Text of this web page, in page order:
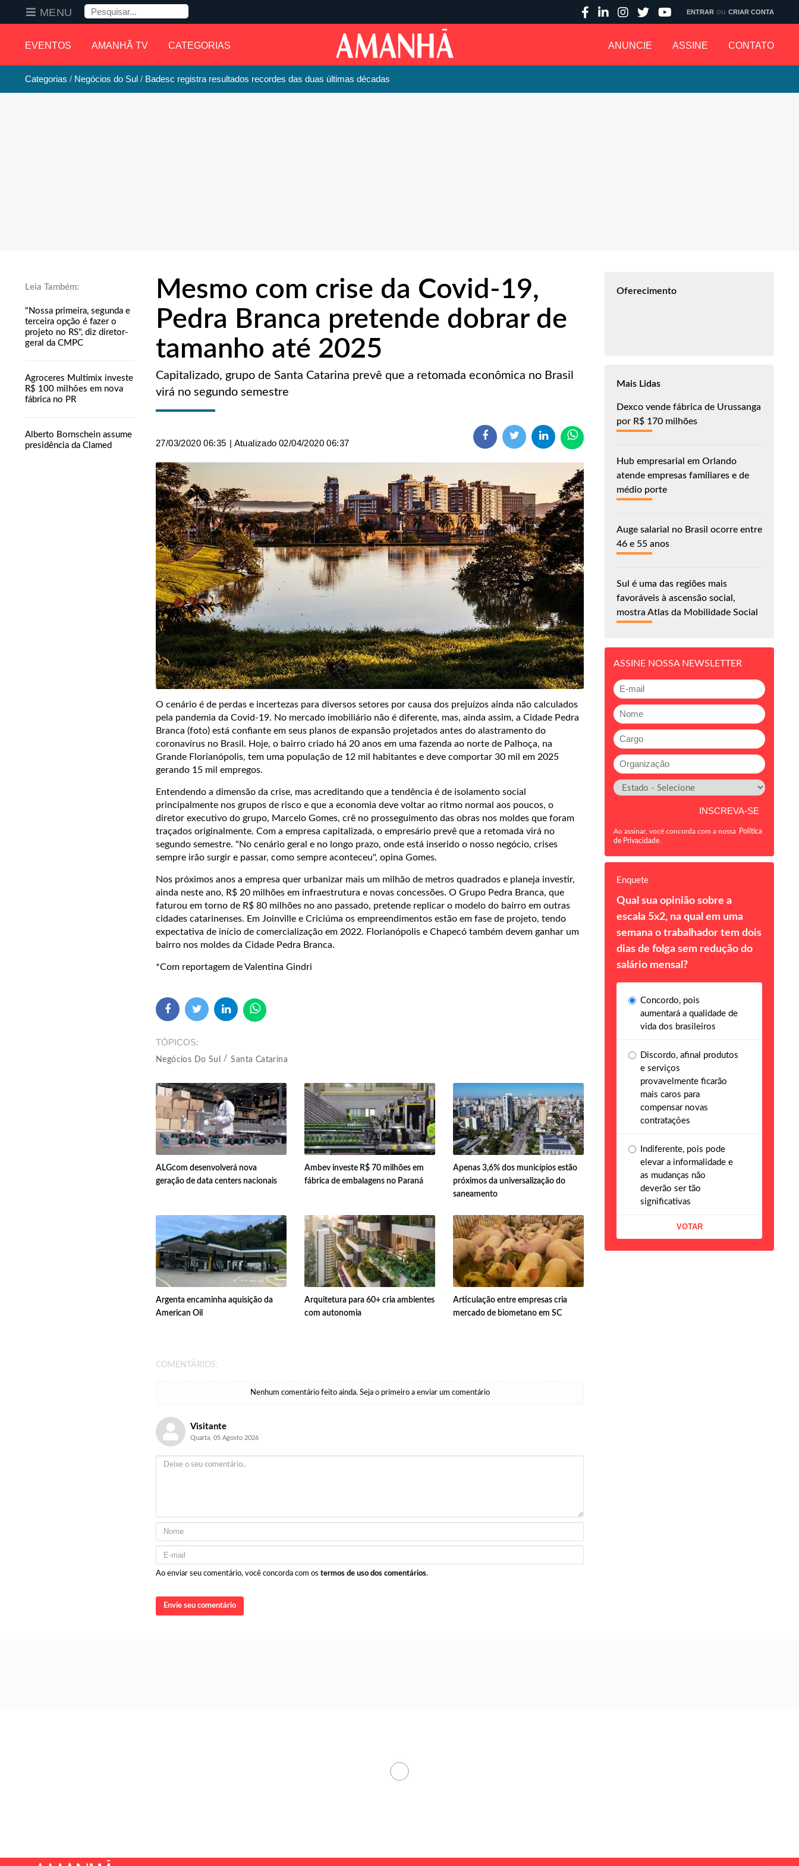
EVENTOS AMANHÃ TV CATEGORIAS ANUNCIE ASSINE CONTATO
MENU Pesquisa ENTRAR ou CRIAR CONTA
Categorias Negócios do Sul Badesc registra resultados recordes das duas últimas décadas
"Nossa primeira, segunda e
terceira opção é fazer o
projeto no RS", diz diretor-
geral da CMPC
Agroceres Multimix investe
R$ 100 milhões em nova
fábrica no PR
Alberto Bornschein assume
presidência da Clamed
Mesmo com crise da Covid-19,
Pedra Branca pretende dobrar de
tamanho até 2025
Capitalizado, grupo de Santa Catarina prevê que a retomada econômica no Brasil
virá no segundo semestre
27/03/2020 06:35 | Atualizado 02/04/2020 06:37
O cenário é de perdas e incertezas para diversos setores por causa dos prejuízos ainda não calculados
pela pandemia da Covid-19. No mercado imobiliário não é diferente, mas, ainda assim, a Cidade Pedra
Branca (foto) está confiante em seus planos de expansão projetados antes do alastramento do
coronavírus no Brasil. Hoje, o bairro criado há 20 anos em uma fazenda ao norte de Palhoça, na
Grande Florianópolis, tem uma população de 12 mil habitantes e deve comportar 30 mil em 2025
gerando 15 mil empregos.
Entendendo a dimensão da crise, mas acreditando que a tendência é de isolamento social
principalmente nos grupos de risco e que a economia deve voltar ao ritmo normal aos poucos, o
diretor executivo do grupo, Marcelo Gomes, crê no prosseguimento das obras nos moldes que foram
traçados originalmente. Com a empresa capitalizada, o empresário prevê que a retomada virá no
segundo semestre. "No cenário geral e no longo prazo, onde está inserido o nosso negócio, crises
sempre irão surgir e passar, como sempre aconteceu", opina Gomes.
Nos próximos anos a empresa quer urbanizar mais um milhão de metros quadrados e planeja investir,
ainda neste ano, R$ 20 milhões em infraestrutura e novas concessões. O Grupo Pedra Branca, que
faturou em torno de R$ 80 milhões no ano passado, pretende replicar o modelo do bairro em outras
cidades catarinenses. Em Joinville e Criciúma os empreendimentos estão em fase de projeto, tendo
expectativa de início de comercialização em 2022. Florianópolis e Chapecó também devem ganhar um
bairro nos moldes da Cidade Pedra Branca.
*Com reportagem de Valentina Gindri
TÓPICOS
Negócios Do Sul Santa Catarina
ALGcom desenvolverá nova
geração de data centers nacionais
Ambev investe R$ 70 milhões em
fábrica de embalagens no Paraná
Apenas 3,6% dos municípios estão
próximos da universalização do
saneamento
Argenta encaminha aquisição da
American Oil
Arquitetura para 60+ cria ambientes
com autonomia
Articulação entre empresas cria
mercado de biometano em SC
COMENTÁRIOS:
Nenhum comentário feito ainda. Seja o primeiro a enviar um comentário
Visitante
Quarta, 05 Agosto 2026
Ao enviar seu comentário, você concorda com os termos de uso dos comentários.
Envie seu comentário
Oferecimento
Mais Lidas
Dexco vende fábrica de Urussanga
por R$ 170 milhões
Hub empresarial em Orlando
atende empresas familiares e de
médio porte
Auge salarial no Brasil ocorre entre
46 e 55 anos
Sul é uma das regiões mais
favoráveis à ascensão social,
mostra Atlas da Mobilidade Social
ASSINE NOSSA NEWSLETTER
Ao assinar, você concorda com a nossa Política
de Privacidade
Enquete
Qual sua opinião sobre a
escala 5x2, na qual em uma
semana o trabalhador tem dois
dias de folga sem redução do
salário mensal?
Concordo, pois
aumentará a qualidade de
vida dos brasileiros
Discordo, afinal produtos
e serviços
provavelmente ficarão
mais caros para
compensar novas
contratações
Indiferente, pois pode
elevar a informalidade e
as mudanças não
deverão ser tão
significativas